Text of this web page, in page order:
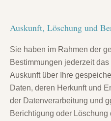
Auskunft, Löschung und
Sie haben im Rahmen der
Bestimmungen jederzeit
Auskunft über Ihre
Daten, deren Herkunft und
der Datenverarbeitung und
Berichtigung oder